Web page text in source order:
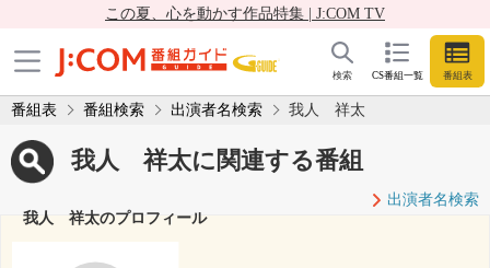
この夏、心を動かす作品特集 | J:COM TV
CS番組一覧 番組表
検索
番組表 番組検索 出演者名検索 我人 祥太
我人 祥太に関連する番組
出演者名検索
我人 祥太のプロフィール